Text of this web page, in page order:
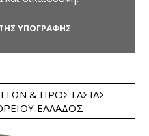
ΥΠΟΓΡΑΦΗΣ
& ΠΡΟΣΤΑΣΊΑΣ
ΕΛΛΆΔΟΣ